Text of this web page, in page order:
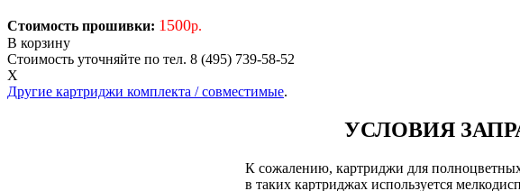
Стоимость прошивки: 1500р.
В корзину
Стоимость уточняйте по тел. 8 (495) 739-58-52
X
Другие картриджи комплекта / совместимые.
УСЛОВИЯ
К сожалению, картриджи для
в таких картриджах используется